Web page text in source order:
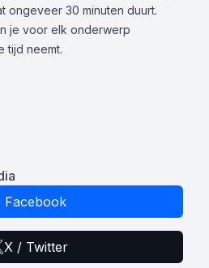
ongeveer 30 minuten duurt.
je voor elk onderwerp
tijd neemt.
Facebook
X / Twitter